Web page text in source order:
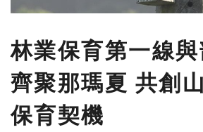
林業保育第一線
齊聚那瑪夏 共創
保育契機